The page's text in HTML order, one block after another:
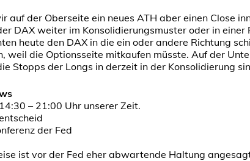
auf der Oberseite ein neues ATH aber einen Close
DAX weiter im Konsolidierungsmuster oder in einer
heute den DAX in die ein oder andere Richtung
weil die Optionsseite mitkaufen müsste. Auf der
Stopps der Longs in derzeit in der Konsolidierung
– 21:00 Uhr unserer Zeit.
der Fed
ist vor der Fed eher abwartende Haltung